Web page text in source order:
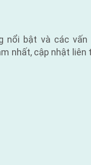
nổi bật và các vấn
nhất, cập nhật liên